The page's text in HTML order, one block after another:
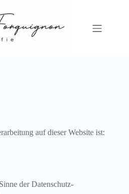
auf dieser Website ist:
der Datenschutz-